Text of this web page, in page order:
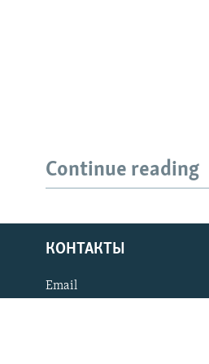
Continue reading
КОНТАКТЫ
Email